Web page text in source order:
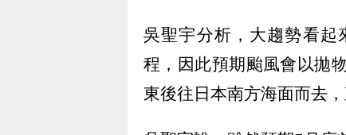
吳聖宇分析，大趨勢看起
程，因此預期颱風會以拋
東後往日本南方海面而去